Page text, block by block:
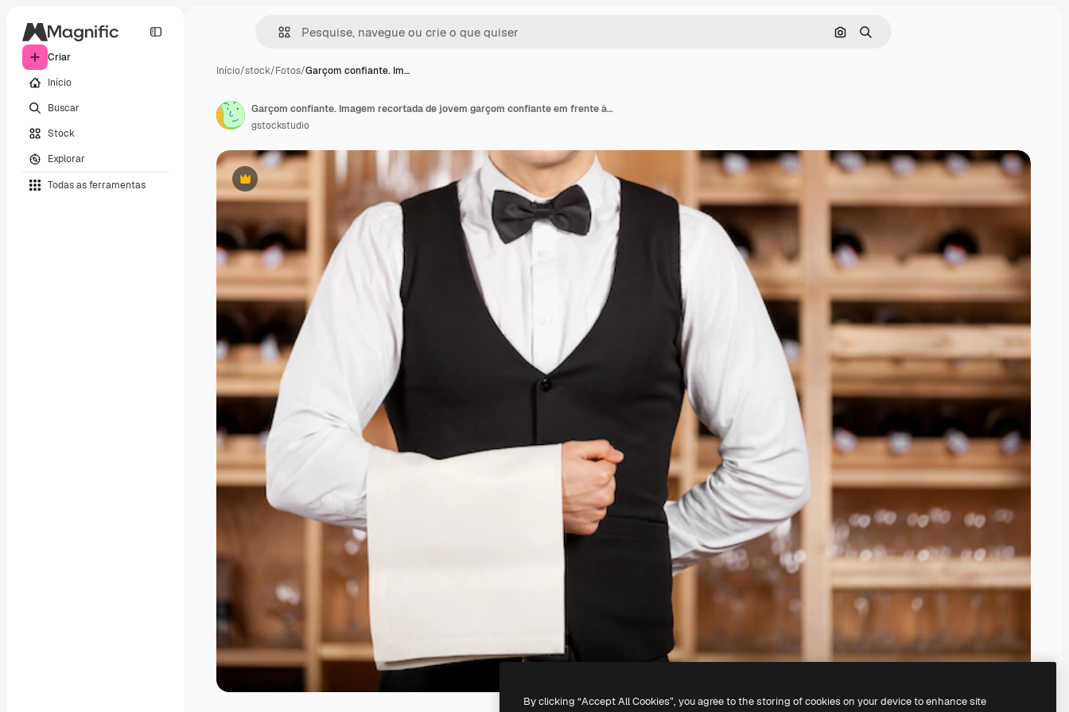
Criar
Início
Buscar
Stock
Explorar
Todas as ferramentas
Pesquisar por imagem
Buscar
Início/stock/Fotos/Garçom confiante. Im…
Premium
Garçom confiante. Imagem recortada de jovem garçom confiante em frente à prateleira de vinhos com uma toalha na mão
gstockstudio
By clicking “Accept All Cookies”, you agree to the storing of cookies on your device to enhance site